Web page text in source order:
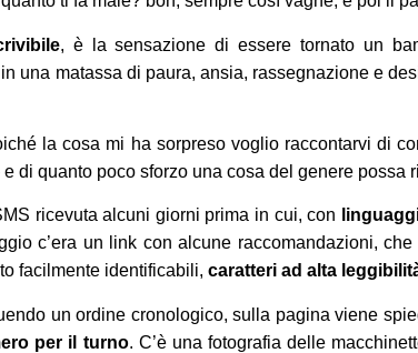
, è la sensazione di essere tornato un
una matassa di paura, ansia, rassegnazione e
la cosa mi ha sorpreso voglio raccontarvi di
di quanto poco sforzo una cosa del genere possa
ricevuta alcuni giorni prima in cui, con
c’era un link con alcune raccomandazioni,
facilmente identificabili, caratteri ad alta
un ordine cronologico, sulla pagina viene
per il turno. C’è una fotografia delle